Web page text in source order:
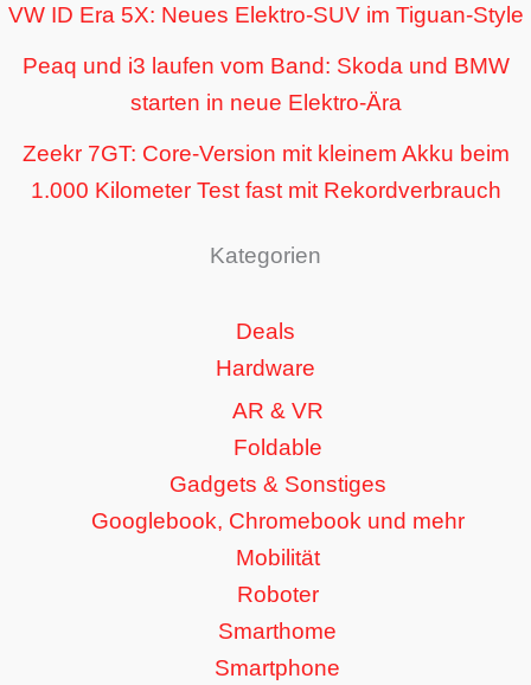
VW ID Era 5X: Neues Elektro-SUV im Tiguan-Style
Peaq und i3 laufen vom Band: Skoda und BMW
starten in neue Elektro-Ära
Zeekr 7GT: Core-Version mit kleinem Akku beim
1.000 Kilometer Test fast mit Rekordverbrauch
Kategorien
Deals
Hardware
AR & VR
Foldable
Gadgets & Sonstiges
Googlebook, Chromebook und mehr
Mobilität
Roboter
Smarthome
Smartphone